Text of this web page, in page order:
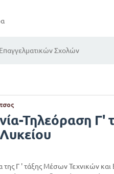
Σχολών
Τηλεόραση Γ'
Γ ' τάξης Μέσων Τεχνικών και